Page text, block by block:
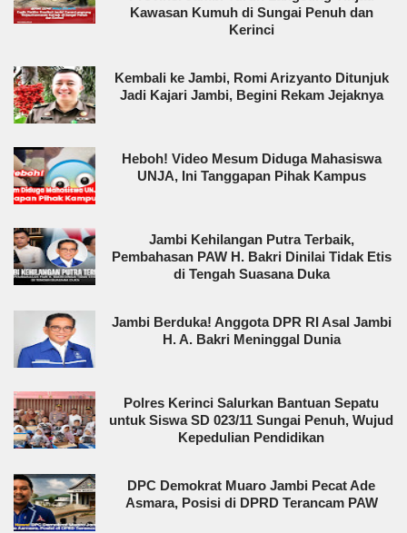
Kawasan Kumuh di Sungai Penuh dan
Kerinci
Kembali ke Jambi, Romi Arizyanto Ditunjuk
Jadi Kajari Jambi, Begini Rekam Jejaknya
Heboh! Video Mesum Diduga Mahasiswa
UNJA, Ini Tanggapan Pihak Kampus
Jambi Kehilangan Putra Terbaik,
Pembahasan PAW H. Bakri Dinilai Tidak Etis
di Tengah Suasana Duka
Jambi Berduka! Anggota DPR RI Asal Jambi
H. A. Bakri Meninggal Dunia
Polres Kerinci Salurkan Bantuan Sepatu
untuk Siswa SD 023/11 Sungai Penuh, Wujud
Kepedulian Pendidikan
DPC Demokrat Muaro Jambi Pecat Ade
Asmara, Posisi di DPRD Terancam PAW